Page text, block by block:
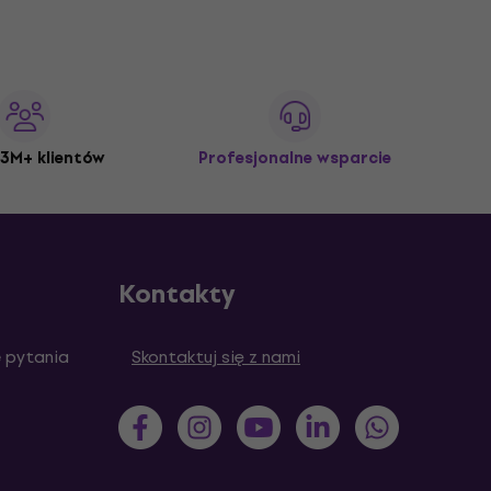
klientów Profesjonalne wsparcie
pytania
Kontakty
Skontaktuj się z nami